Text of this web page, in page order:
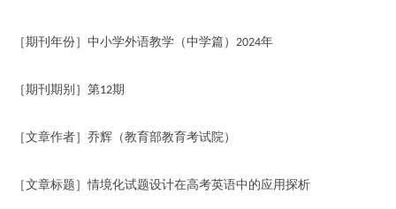
［期刊年份］中小学外语教学（中学篇） 2024年
［期刊期别］第12期
［文章作者］乔辉（教育部教育考试院）
［文章标题］情境化试题设计在高考英语中的应用探析